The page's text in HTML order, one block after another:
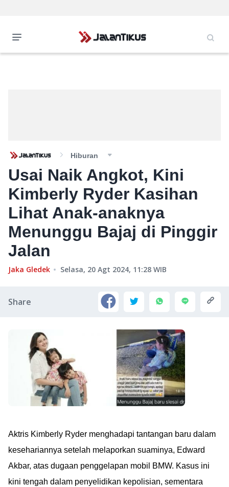
Hiburan
Usai Naik Angkot, Kini
Kimberly Ryder Kasihan
Lihat Anak-anaknya
Menunggu Bajaj di Pinggir
Jalan
Jaka Gledek Selasa, 20 Agt 2024, 11:28 WIB
Share
Aktris Kimberly Ryder menghadapi tantangan baru dalam
kesehariannya setelah melaporkan suaminya, Edward
Akbar, atas dugaan penggelapan mobil BMW. Kasus ini
kini tengah dalam penyelidikan kepolisian, sementara